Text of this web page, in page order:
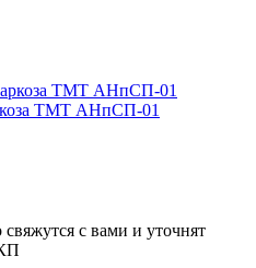
ТМТ АНпСП-01
с вами и уточнят